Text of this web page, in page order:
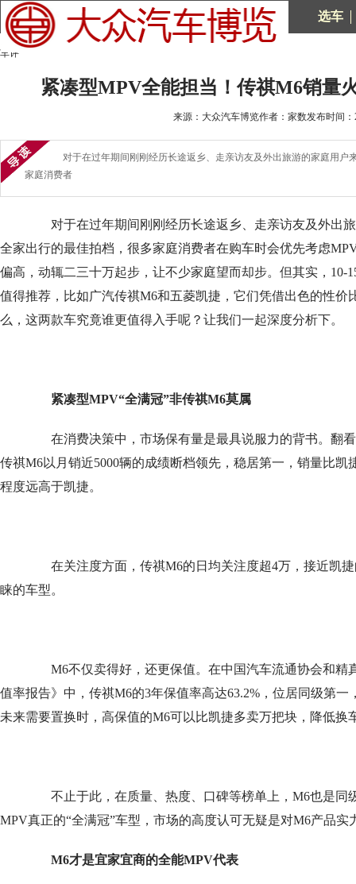
选车
车评
紧凑型MPV全能担当！传祺M6销量
来源：大众汽车博览作者：家数发布时间：
对于在过年期间刚刚经历长途返乡、走亲访友及外出旅游的家庭用户
家庭消费者
对于在过年期间刚刚经历长途返乡、走亲访友及外出旅
全家出行的最佳拍档，很多家庭消费者在购车时会优先考虑
偏高，动辄二三十万起步，让不少家庭望而却步。但其实，10-
值得推荐，比如广汽传祺M6和五菱凯捷，它们凭借出色的性价
么，这两款车究竟谁更值得入手呢？让我们一起深度分析下。
紧凑型MPV“全满冠”非传祺M6莫属
在消费决策中，市场保有量是最具说服力的背书。翻看
传祺M6以月销近5000辆的成绩断档领先，稳居第一，销量比凯
程度远高于凯捷。
在关注度方面，传祺M6的日均关注度超4万，接近凯捷
睐的车型。
M6不仅卖得好，还更保值。在中国汽车流通协会和精
值率报告》中，传祺M6的3年保值率高达63.2%，位居同级第一
未来需要置换时，高保值的M6可以比凯捷多卖万把块，降低换
不止于此，在质量、热度、口碑等榜单上，M6也是同
MPV真正的“全满冠”车型，市场的高度认可无疑是对M6产品实
M6才是宜家宜商的全能MPV代表